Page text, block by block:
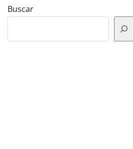
Buscar